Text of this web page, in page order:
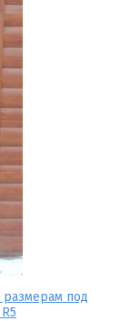
под